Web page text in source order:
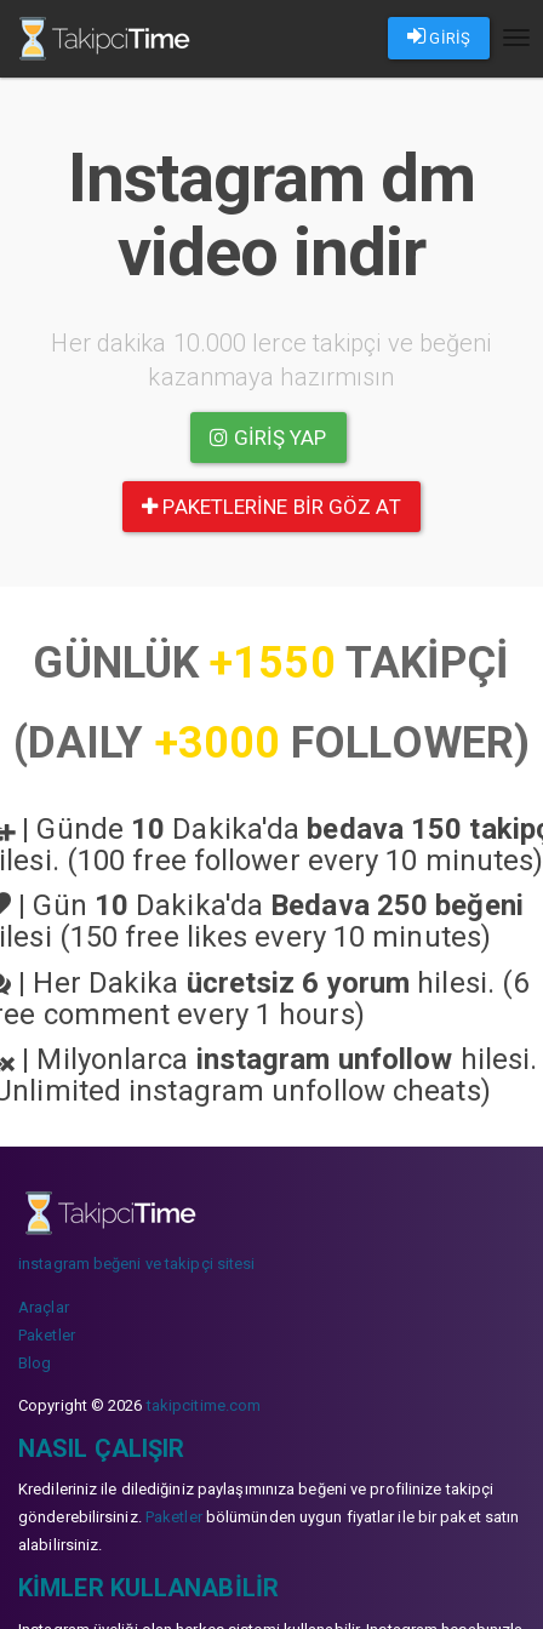
GİRİŞ
Instagram dm
video indir
Her dakika 10.000 lerce takipçi ve beğeni
kazanmaya hazırmısın
GIRIŞ YAP
PAKETLERINE BIR GÖZ AT
GÜNLÜK+1550 TAKİPÇİ
(DAILY +3000 FOLLOWER)
| Günde 10 Dakika'da bedava 150
(100 free follower every 10 minutes)
| Gün 10 Dakika'da Bedava 250 beğeni
(150 free likes every 10 minutes)
| Her Dakika ücretsiz 6 yorum hilesi. (6
comment every 1 hours)
| Milyonlarca instagram unfollow hilesi.
instagram unfollow cheats)
instagram beğeni ve takipçi sitesi
Araçlar
Paketler
Blog
Copyright © 2026takipcitime.com
NASIL ÇALIŞIR
Kredileriniz ile dilediğiniz paylaşımınıza beğeni ve profilinize takipçi
gönderebilirsiniz. Paketlerbölümünden uygun fiyatlar ile bir paket satın
alabilirsiniz.
KIMLER KULLANABILIR